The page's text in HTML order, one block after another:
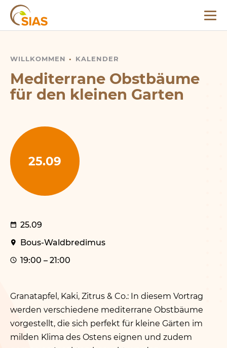
Menü
WILLKOMMEN KALENDER
MEDITERRANE OBSTBÄUME FÜR DEN KLEINEN
Mediterrane Obstbäume
für den kleinen Garten
25.09
25.09
Bous-Waldbredimus
19:00 – 21:00
Granatapfel, Kaki, Zitrus & Co.: In diesem Vortrag
werden verschiedene mediterrane Obstbäume
vorgestellt, die sich perfekt für kleine Gärten im
milden Klima des Ostens eignen und zudem